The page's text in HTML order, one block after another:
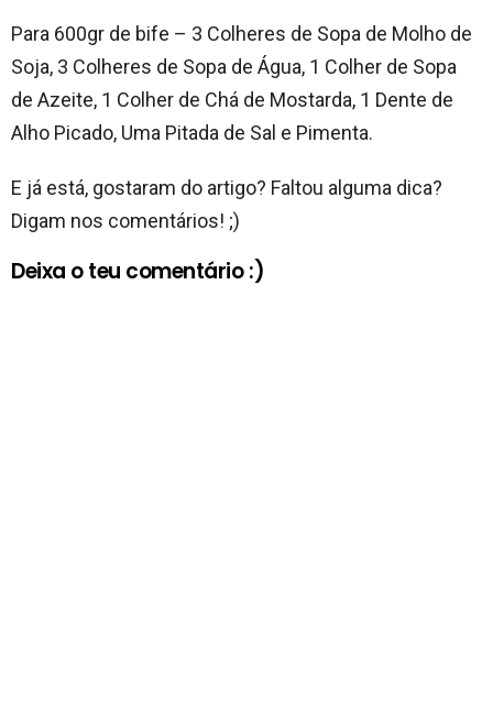
Para 600gr de bife – 3 Colheres de Sopa de Molho de
Soja, 3 Colheres de Sopa de Água, 1 Colher de Sopa
de Azeite, 1 Colher de Chá de Mostarda, 1 Dente de
Alho Picado, Uma Pitada de Sal e Pimenta.
E já está, gostaram do artigo? Faltou alguma dica?
Digam nos comentários! ;)
Deixa o teu comentário :)